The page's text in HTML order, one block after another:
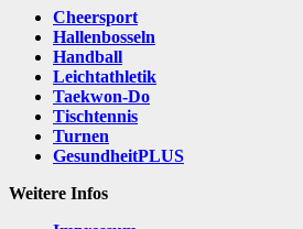
Cheersport
Hallenbosseln
Handball
Leichtathletik
Taekwon-Do
Tischtennis
Turnen
GesundheitPLUS
Weitere Infos